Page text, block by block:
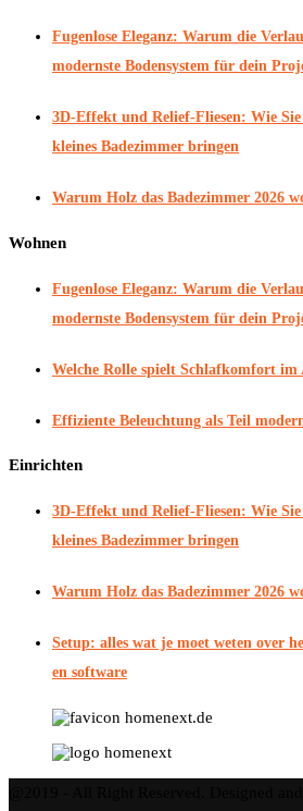
Fugenlose Eleganz: Warum die
modernste Bodensystem für dein
3D-Effekt und Relief-Fliesen: Wie
kleines Badezimmer bringen
Warum Holz das Badezimmer 2026
Wohnen
Fugenlose Eleganz: Warum die
modernste Bodensystem für dein
Welche Rolle spielt Schlafkomfort im
Effiziente Beleuchtung als Teil
Einrichten
3D-Effekt und Relief-Fliesen: Wie
kleines Badezimmer bringen
Warum Holz das Badezimmer 2026
Setup: alles wat je moet weten over
en software